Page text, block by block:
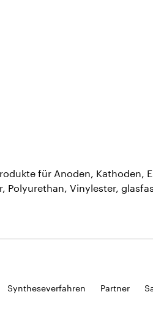
für Anoden, Kathoden,
Polyurethan, Vinylester,
Syntheseverfahren Partner